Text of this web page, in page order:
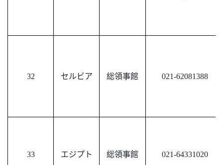
32 セルビア 総領事館 021-62081388
33 エジプト 総領事館 021-64331020